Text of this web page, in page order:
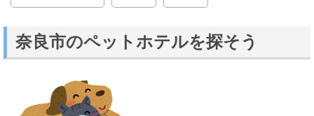
奈良市のペットホテルを探そう